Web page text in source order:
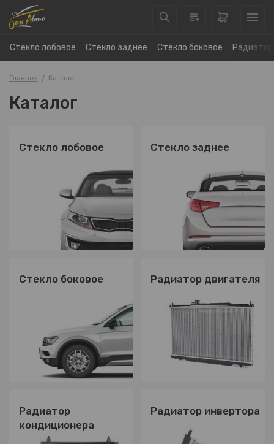
Стекло лобовое Стекло заднее Стекло боковое
Главная Каталог
Каталог
Стекло лобовое Стекло заднее
Стекло боковое Радиатор двигателя
Радиатор
кондиционера
Радиатор инвертора